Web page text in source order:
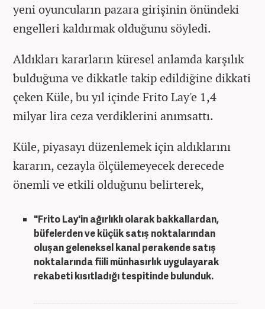
yeni oyuncuların pazara girişinin önündeki
engelleri kaldırmak olduğunu söyledi.
Aldıkları kararların küresel anlamda karşılık
bulduğuna ve dikkatle takip edildiğine dikkati
çeken Küle, bu yıl içinde Frito Lay'e 1,4
milyar lira ceza verdiklerini anımsattı.
Küle, piyasayı düzenlemek için aldıklarını
kararın, cezayla ölçülemeyecek derecede
önemli ve etkili olduğunu belirterek,
"Frito Lay'in ağırlıklı olarak bakkallardan,
büfelerden ve küçük satış noktalarından
oluşan geleneksel kanal perakende satış
noktalarında fiili münhasırlık uygulayarak
rekabeti kısıtladığı tespitinde bulunduk.